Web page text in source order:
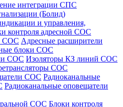
интеграции СПС
(Болид)
и управления,
контроля адресной СОС
СОС Адресные расширители
блоки СОС
СОС Изоляторы КЗ линий СОС
СОС
СОС Радиоканальные
Радиоканальные оповещатели
СОС Блоки контроля